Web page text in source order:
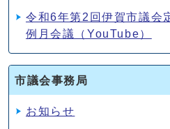
令和6年第2回伊賀市議
例月会議（YouTube）
市議会事務局
お知らせ